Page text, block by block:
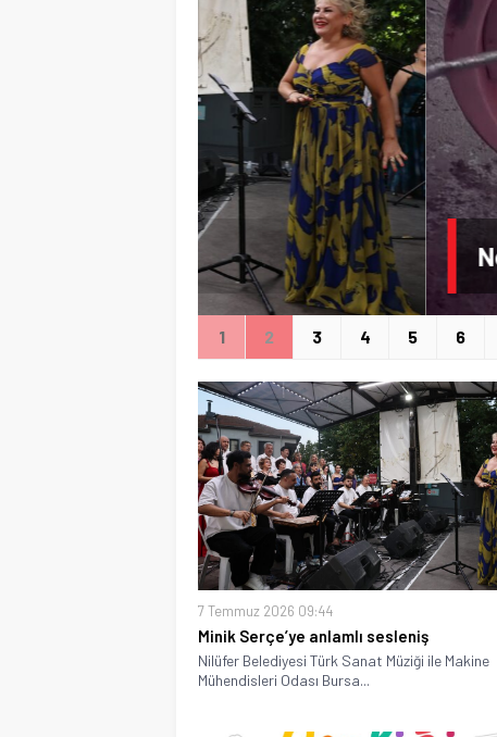
1 2 3 4 5 6
7 Temmuz 2026 09:44
Minik Serçe’ye anlamlı sesleniş
Nilüfer Belediyesi Türk Sanat Müziği ile Makine
Mühendisleri Odası Bursa...